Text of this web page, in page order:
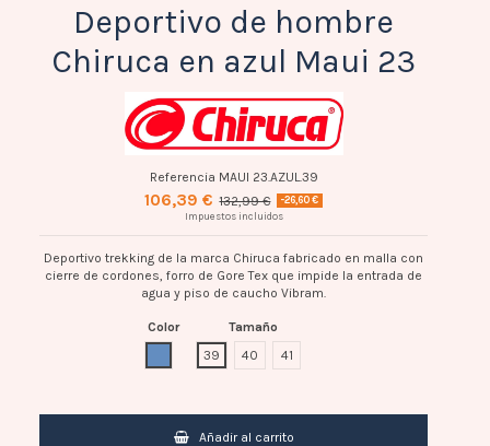
Deportivo de hombre
Chiruca en azul Maui 23
Referencia MAUI 23.AZUL.39
106,39 € 132,99 € -26,60 €
Impuestos incluidos
Deportivo trekking de la marca Chiruca fabricado en malla con
cierre de cordones, forro de Gore Tex que impide la entrada de
agua y piso de caucho Vibram.
Color
Tamaño
39
40 41
Añadir al carrito